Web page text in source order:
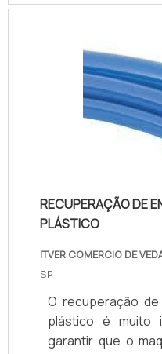
A usinagem de
é ideal para as
necessidades,
Produção de
Projetos
usos.Aqueles
serviço de
RECUPERAÇÃO DE
PLÁSTICO
ITVER COMERCIO DE
SP
O recuperação
plástico é muito
garantir que o